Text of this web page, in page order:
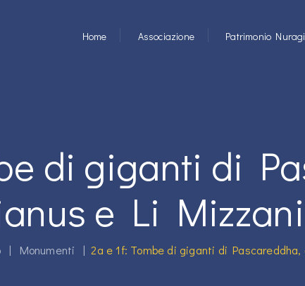
Home Associazione Patrimonio
di giganti di
e Li
| Monumenti | 2a e 1f: Tombe di giganti di